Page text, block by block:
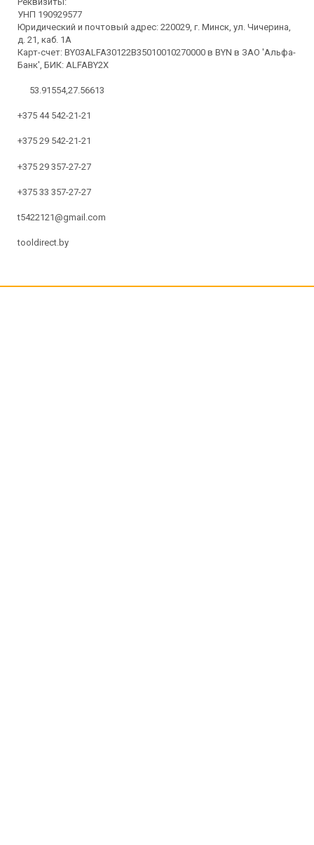
УНП 190929577
Юридический и почтовый адрес: 220029, г. Минск, ул. Чичерина,
д. 21, каб. 1А
Карт-счет: BY03ALFA30122B35010010270000 в BYN в ЗАО 'Альфа-
Банк', БИК: ALFABY2X
53.91554,27.56613
+375 44 542-21-21
+375 29 542-21-21
+375 29 357-27-27
+375 33 357-27-27
t5422121@gmail.com
tooldirect.by